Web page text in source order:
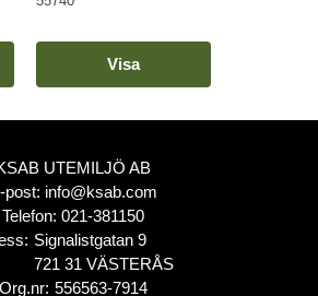
Visa
UTEMILJÖ AB
post: info@ksab.com
Telefon: 021-381150
Signalistgatan 9
721 31 VÄSTERÅS
Org.nr: 556563-7914